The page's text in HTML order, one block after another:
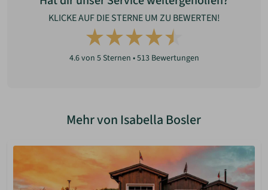
KLICKE AUF DIE STERNE UM ZU BEWERTEN!
4.6von 5 Sternen •513Bewertungen
Mehr von Isabella Bosler